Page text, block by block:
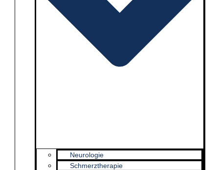
Neurologie
Schmerztherapie